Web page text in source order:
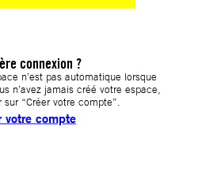
connexion ?
n’est pas automatique lorsque
n’avez jamais créé votre espace,
“Créer votre compte”.
votre compte